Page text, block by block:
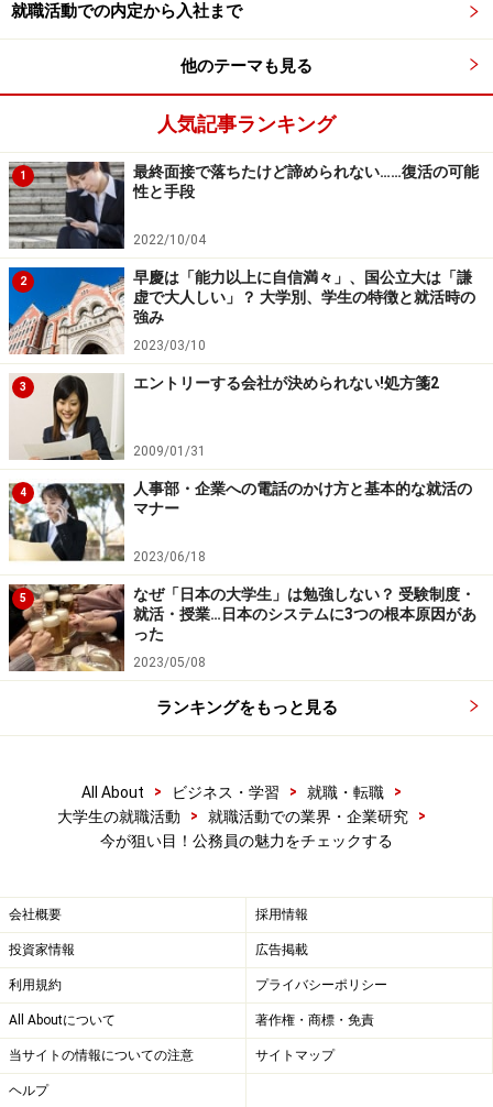
就職活動での内定から入社まで
他のテーマも見る
人気記事ランキング
1
最終面接で落ちたけど諦められない……復活の可能
性と手段
2022/10/04
2
早慶は「能力以上に自信満々」、国公立大は「謙
虚で大人しい」？ 大学別、学生の特徴と就活時の
強み
2023/03/10
3 エントリーする会社が決められない!処方箋2
2009/01/31
4
人事部・企業への電話のかけ方と基本的な就活の
マナー
2023/06/18
5
なぜ「日本の大学生」は勉強しない？ 受験制度・
就活・授業…日本のシステムに3つの根本原因があ
った
2023/05/08
ランキングをもっと見る
All About > ビジネス・学習 > 就職・転職
>
大学生の就職活動
> 就職活動での業界・企業研究
>
今が狙い目！公務員の魅力をチェックする
会社概要 採用情報
投資家情報 広告掲載
利用規約 プライバシーポリシー
All Aboutについて 著作権・商標・免責
当サイトの情報についての注意 サイトマップ
ヘルプ